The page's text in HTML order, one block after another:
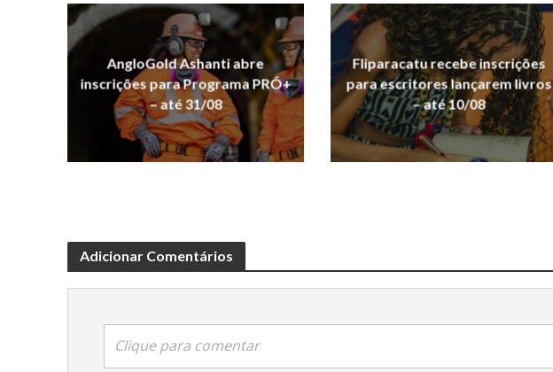
AngloGold Ashanti abre
inscrições para Programa PRÓ+
– até 31/08
Fliparacatu recebe inscrições
para escritores lançarem livros
– até 10/08
Adicionar Comentários
Clique para comentar